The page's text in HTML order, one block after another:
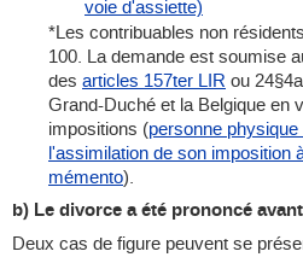
voie d'assiette)
*Les contribuables non
100. La demande est soumise
des articles 157ter LIR ou
Grand-Duché et la Belgique en
impositions (personne
l'assimilation de son imposition
mémento).
b) Le divorce a été prononcé
Deux cas de figure peuvent se